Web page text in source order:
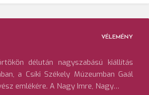
VÉLEMÉNY
délután nagyszabású kiállítás
a Csíki Székely Múzeumban Gaál
emlékére. A Nagy Imre, Nagy…